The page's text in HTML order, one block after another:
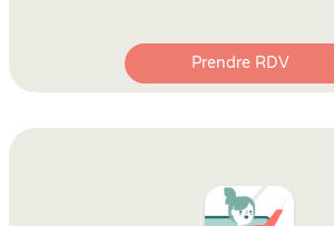
Prendre RDV